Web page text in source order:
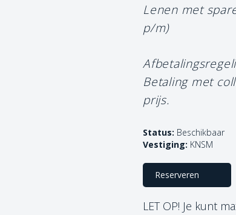
Lenen met
p/m)
Betaling met
prijs.
Status: Beschikbaar
Vestiging: KNSM
Reserveren
LET OP! Je kunt